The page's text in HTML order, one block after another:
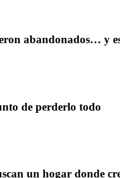
abandonados… y
de perderlo todo
un hogar donde